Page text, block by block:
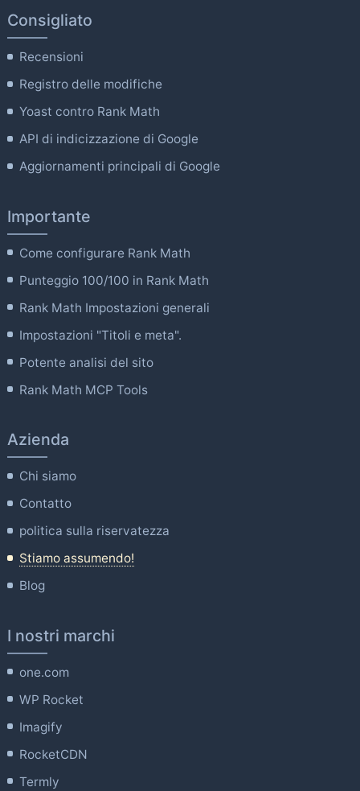
Consigliato
Recensioni
Registro delle modifiche
Yoast contro Rank Math
API di indicizzazione di Google
Aggiornamenti principali di Google
Importante
Come configurare Rank Math
Punteggio 100/100 in Rank Math
Rank Math Impostazioni generali
Impostazioni "Titoli e meta".
Potente analisi del sito
Rank Math MCP Tools
Azienda
Chi siamo
Contatto
politica sulla riservatezza
Stiamo assumendo!
Blog
I nostri marchi
one.com
WP Rocket
Imagify
RocketCDN
Termly